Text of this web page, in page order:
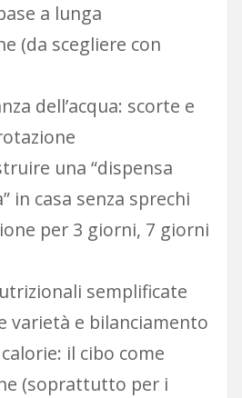
a lunga
(da scegliere con
dell’acqua: scorte e
una “dispensa
in casa senza sprechi
per 3 giorni, 7 giorni
semplificate
varietà e bilanciamento
il cibo come
(soprattutto per i